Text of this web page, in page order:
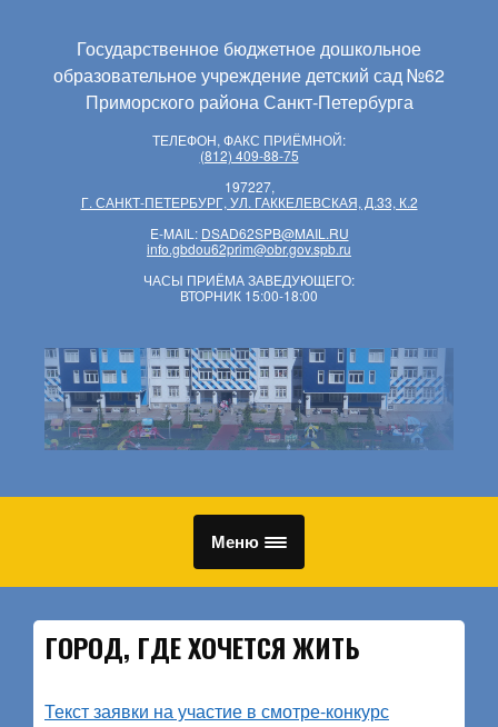
Государственное бюджетное дошкольное
образовательное учреждение детский сад №62
Приморского района Санкт-Петербурга
ТЕЛЕФОН, ФАКС ПРИЁМНОЙ:
(812) 409-88-75
197227,
Г. САНКТ-ПЕТЕРБУРГ, УЛ. ГАККЕЛЕВСКАЯ, Д.33, К.2
E-MAIL: DSAD62SPB@MAIL.RU
info.gbdou62prim@obr.gov.spb.ru
ЧАСЫ ПРИЁМА ЗАВЕДУЮЩЕГО:
ВТОРНИК 15:00-18:00
Меню
ГОРОД, ГДЕ ХОЧЕТСЯ ЖИТЬ
Текст заявки на участие в смотре-конкурс